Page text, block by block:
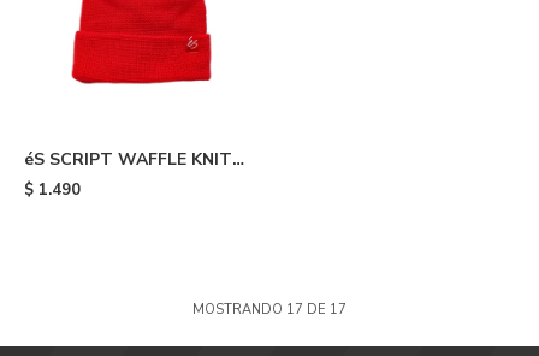
éS SCRIPT WAFFLE KNIT
BEANIE - 600
$ 1.490
MOSTRANDO 17 DE 17